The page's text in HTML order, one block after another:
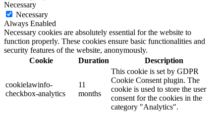
Necessary
Necessary
Always Enabled
Necessary cookies are absolutely essential for the website to
function properly. These cookies ensure basic functionalities and
security features of the website, anonymously.
Cookie
Duration Description
cookielawinfo-
checkbox-analytics
11
months
This cookie is set by GDPR
Cookie Consent plugin. The
cookie is used to store the user
consent for the cookies in the
category "Analytics".